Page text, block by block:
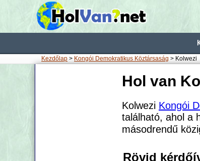
Kezdőlap > Kongói Demokratikus Köztársaság > Kolwezi
Hol van
Kolwezi Kongói
található, ahol a
másodrendű
Rövid